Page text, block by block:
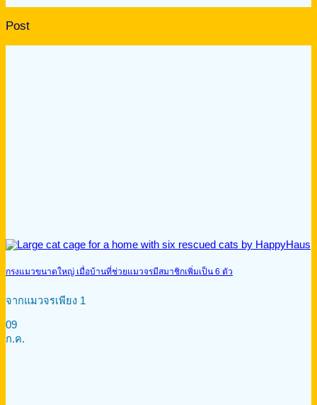
Post
กรงแมวขนาดใหญ่ เมื่อบ้านที่ช่วยแมวจรมีสมาชิกเพิ่มเป็น 6 ตัว
จากแมวจรเพียง 1
09
ก.ค.